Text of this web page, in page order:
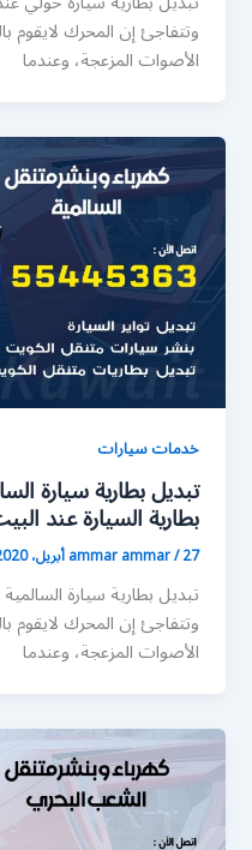
وتتفاجئ إن المحرك لايقوم
الأصوات المزعجة، وعندما
خدمات سيارات
بطارية السيارة عند
ammar ammar/27 أبريل، 2020
تبديل بطارية سيارة
وتتفاجئ إن المحرك لايقوم
الأصوات المزعجة، وعندما